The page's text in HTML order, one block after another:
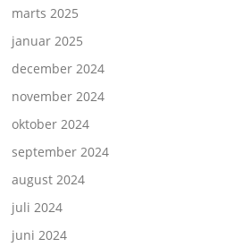
marts 2025
januar 2025
december 2024
november 2024
oktober 2024
september 2024
august 2024
juli 2024
juni 2024